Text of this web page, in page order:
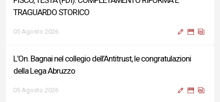
TRAGUARDO STORICO
05 Agosto 2026
L’On. Bagnai nel collegio dell’Antitrust, le congratulazioni
della Lega Abruzzo
05 Agosto 2026